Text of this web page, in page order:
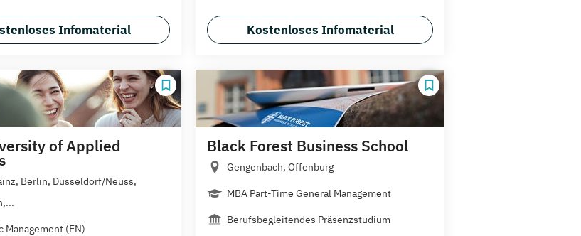
Infomaterial Kostenloses Infomaterial
of Applied
Berlin, Düsseldorf/Neuss,
Management (EN)
Black Forest Business School
Gengenbach, Offenburg
MBA Part-Time General Management
Berufsbegleitendes Präsenzstudium